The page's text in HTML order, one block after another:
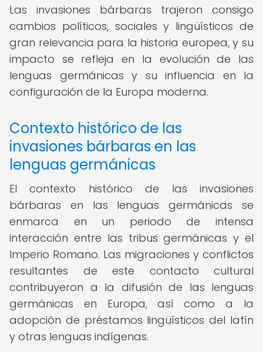
Las invasiones bárbaras trajeron consigo
cambios políticos, sociales y lingüísticos de
gran relevancia para la historia europea, y su
impacto se refleja en la evolución de las
lenguas germánicas y su influencia en la
configuración de la Europa moderna.
Contexto histórico de las
invasiones bárbaras en las
lenguas germánicas
El contexto histórico de las invasiones
bárbaras en las lenguas germánicas se
enmarca en un periodo de intensa
interacción entre las tribus germánicas y el
Imperio Romano. Las migraciones y conflictos
resultantes de este contacto cultural
contribuyeron a la difusión de las lenguas
germánicas en Europa, así como a la
adopción de préstamos lingüísticos del latín
y otras lenguas indígenas.